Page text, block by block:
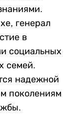
генерал
в
социальных
семей.
надежной
поколениям